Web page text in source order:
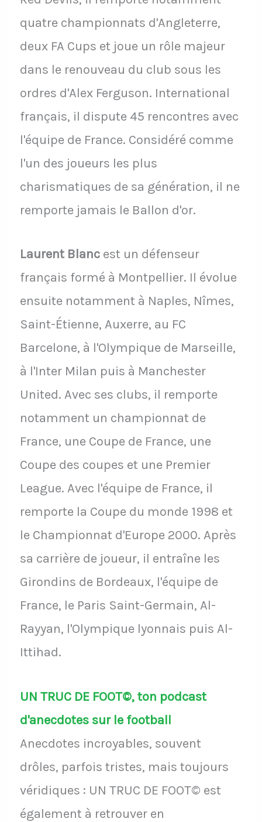
quatre championnats d'Angleterre,
deux FA Cups et joue un rôle majeur
dans le renouveau du club sous les
ordres d'Alex Ferguson. International
français, il dispute 45 rencontres avec
l'équipe de France. Considéré comme
l'un des joueurs les plus
charismatiques de sa génération, il ne
remporte jamais le Ballon d'or.
Laurent Blancest un défenseur
français formé à Montpellier. Il évolue
ensuite notamment à Naples, Nîmes,
Saint-Étienne, Auxerre, au FC
Barcelone, à l'Olympique de Marseille,
à l'Inter Milan puis à Manchester
United. Avec ses clubs, il remporte
notamment un championnat de
France, une Coupe de France, une
Coupe des coupes et une Premier
League. Avec l'équipe de France, il
remporte la Coupe du monde 1998 et
le Championnat d'Europe 2000. Après
sa carrière de joueur, il entraîne les
Girondins de Bordeaux, l'équipe de
France, le Paris Saint-Germain, Al-
Rayyan, l'Olympique lyonnais puis Al-
Ittihad.
UN TRUC DE FOOT©, ton podcast
d'anecdotes sur le football
Anecdotes incroyables, souvent
drôles, parfois tristes, mais toujours
véridiques : UN TRUC DE FOOT© est
également à retrouver en